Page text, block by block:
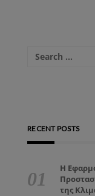
RECENT POSTS
Η
της